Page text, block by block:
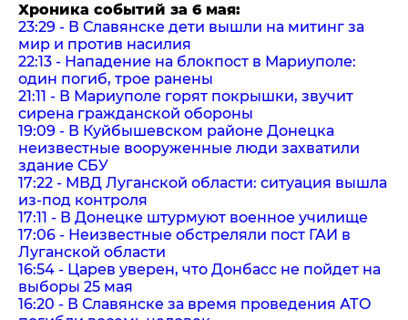
Хроника событий за 6 мая:
23:29 - В Славянске дети вышли на митинг за
мир и против насилия
22:13 - Нападение на блокпост в Мариуполе:
один погиб, трое ранены
21:11 - В Мариуполе горят покрышки, звучит
сирена гражданской обороны
19:09 - В Куйбышевском районе Донецка
неизвестные вооруженные люди захватили
здание СБУ
17:22 - МВД Луганской области: ситуация вышла
из-под контроля
17:11 - В Донецке штурмуют военное училище
17:06 - Неизвестные обстреляли пост ГАИ в
Луганской области
16:54 - Царев уверен, что Донбасс не пойдет на
выборы 25 мая
16:20 - В Славянске за время проведения АТО